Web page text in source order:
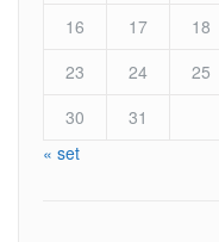
16
17 18
23
24 25
30
31
« set